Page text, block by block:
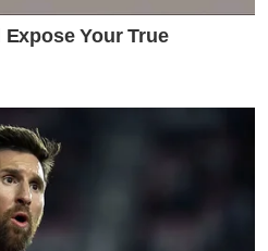
Your True